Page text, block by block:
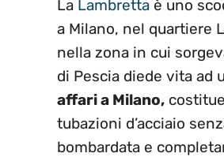
La Lambretta è uno
a Milano, nel quartiere
nella zona in cui
di Pescia diede vita ad
affari a Milano,
tubazioni d’acciaio
bombardata e